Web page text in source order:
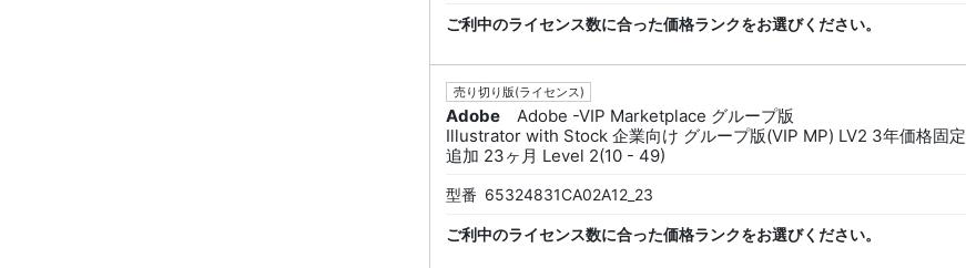
ご利中のライセンス数に合った価格ランクをお選びください。
売り切り版(ライセンス)
Adobe
Adobe -VIP Marketplace グループ版
Illustrator with Stock 企業向け グループ版(VIP MP) LV2 3年価格固定
追加 23ヶ月 Level 2(10 - 49)
型番 65324831CA02A12_23
ご利中のライセンス数に合った価格ランクをお選びください。